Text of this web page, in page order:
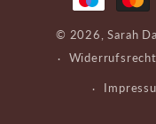
© 2026,Sarah
Widerrufsrecht